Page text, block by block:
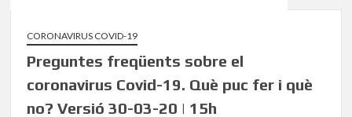
CORONAVIRUS COVID-19
Preguntes freqüents sobre el
coronavirus Covid-19. Què puc fer i què
no? Versió 30-03-20 | 15h